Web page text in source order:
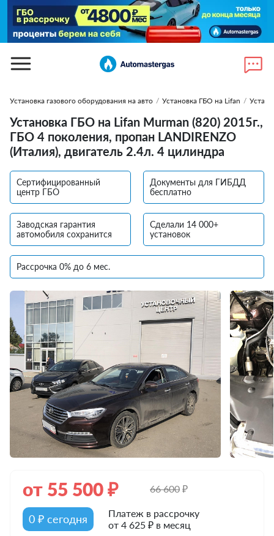
Установка газового оборудования на авто / Установка ГБО на Lifan /
Установка ГБО на Lifan Murman (820) 2015г.,
ГБО 4 поколения, пропан LANDIRENZO
(Италия), двигатель 2.4л. 4 цилиндра
Сертифицированный
центр ГБО
Документы для ГИБДД
бесплатно
Заводская гарантия
автомобиля сохранится
Сделали 14 000+
установок
Рассрочка 0% до 6 мес.
от 55 500₽ 66 600₽
0 ₽ сегодня
Платеж в рассрочку
от 4 625 ₽ в месяц